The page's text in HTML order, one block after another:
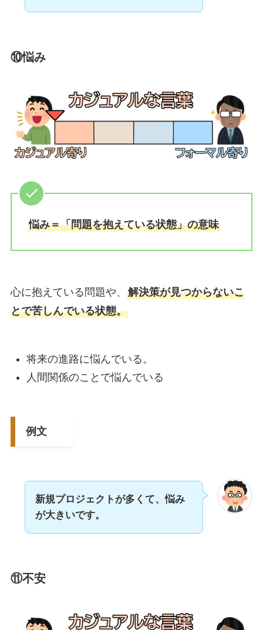
⑩悩み
悩み＝「問題を抱えている状態」の意味
心に抱えている問題や、 解決策が見つからないこ
とで苦しんでいる状態。
将来の進路に悩んでいる。
人間関係のことで悩んでいる
例文
新規プロジェクトが多くて、悩み
が大きいです。
⑪不安